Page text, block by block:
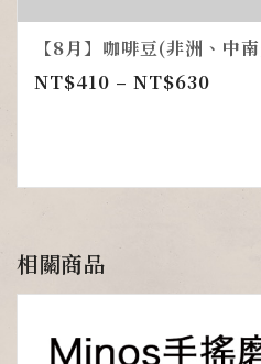
【8月】咖啡豆(非洲、中
NT$410 – NT$630
相關商品